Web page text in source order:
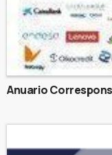
Anuario